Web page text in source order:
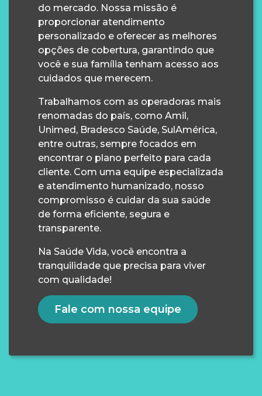
do mercado. Nossa missão é
proporcionar atendimento
personalizado e oferecer as melhores
opções de cobertura, garantindo que
você e sua família tenham acesso aos
cuidados que merecem.
Trabalhamos com as operadoras mais
renomadas do país, como Amil,
Unimed, Bradesco Saúde, SulAmérica,
entre outras, sempre focados em
encontrar o plano perfeito para cada
cliente. Com uma equipe especializada
e atendimento humanizado, nosso
compromisso é cuidar da sua saúde
de forma eficiente, segura e
transparente.
Na Saúde Vida, você encontra a
tranquilidade que precisa para viver
com qualidade!
Fale com nossa equipe